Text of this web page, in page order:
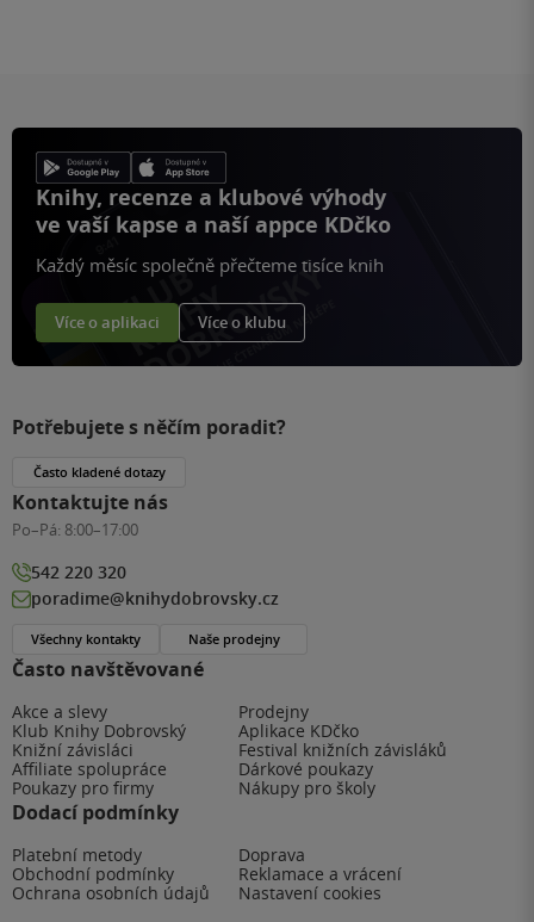
Knihy, recenze a klubové výhody
ve vaší kapse a naší appce KDčko
Každý měsíc společně přečteme tisíce knih
Více o aplikaci Více o klubu
Často navštěvované
Akce a slevy
Prodejny
Klub Knihy Dobrovský
Aplikace KDčko
Knižní závisláci
Festival knižních závisláků
Affiliate spolupráce
Dárkové poukazy
Poukazy pro firmy
Nákupy pro školy
Dodací podmínky
Platební metody
Doprava
Obchodní podmínky
Reklamace a vrácení
Ochrana osobních údajů
Nastavení cookies
Potřebujete s něčím poradit?
Často kladené dotazy
Kontaktujte nás
Po–Pá: 8:00–17:00
542 220 320
poradime@knihydobrovsky.cz
Všechny kontakty Naše prodejny